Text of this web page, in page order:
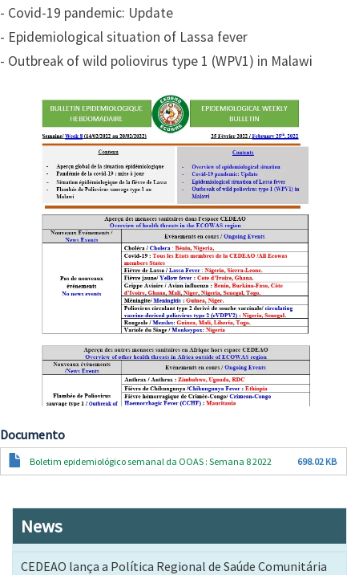
- Covid-19 pandemic: Update
- Epidemiological situation of Lassa fever
- Outbreak of wild poliovirus type 1 (WPV1) in Malawi
Documento
DocumentoBoletim epidemiológico semanal da OOAS : Semana 8 2022 698.02 KB
News
CEDEAO lança a Política Regional de Saúde Comunitária